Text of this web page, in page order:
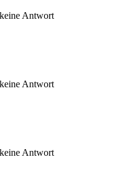
keine Antwort
keine Antwort
keine Antwort